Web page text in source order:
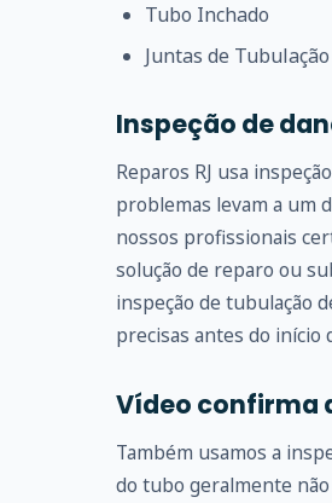
Tubo Inchado
Juntas de
Inspeção de
Reparos RJ usa
problemas levam a um
nossos profissionais
solução de reparo ou
inspeção de tubulação
precisas antes do início
Vídeo confirma
Também usamos a
do tubo geralmente